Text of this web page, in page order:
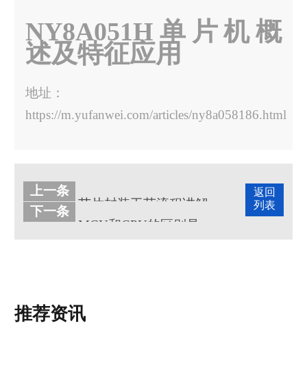
NY8A051H单片机概
述及特征应用
地址：
https://m.yufanwei.com/articles/ny8a058186.html
返回
列表
上一条
芯片封装工艺流程讲解
下一条
推荐资讯